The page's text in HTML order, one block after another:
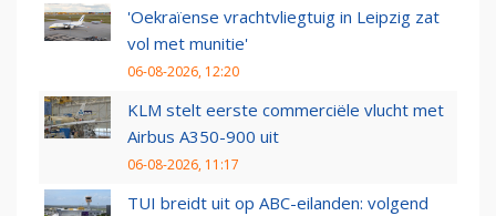
'Oekraïense vrachtvliegtuig in Leipzig zat
vol met munitie'
06-08-2026, 12:20
KLM stelt eerste commerciële vlucht met
Airbus A350-900 uit
06-08-2026, 11:17
TUI breidt uit op ABC-eilanden: volgend